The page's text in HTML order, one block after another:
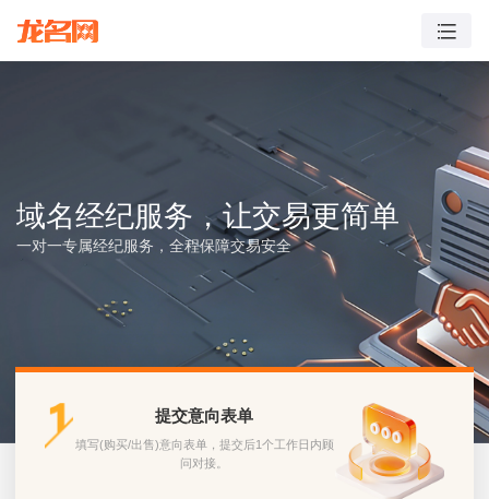
域名经纪服务，让交易更简单
一对一专属经纪服务，全程保障交易安全
提交意向表单
填写(购买/出售)意向表单，提交后1个工作日内顾
问对接。